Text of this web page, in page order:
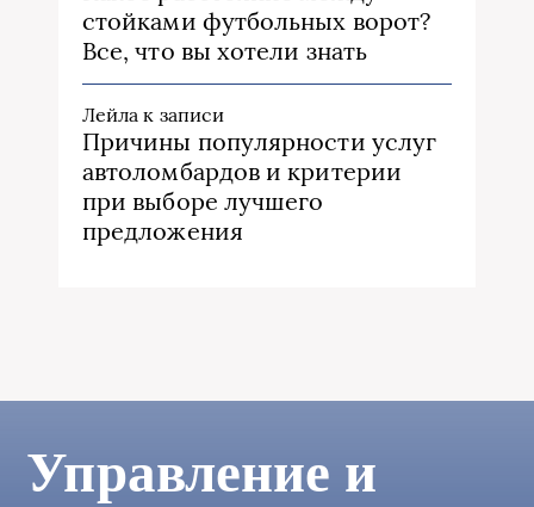
стойками футбольных ворот?
Все, что вы хотели знать
Лейла к записи
Причины популярности услуг
автоломбардов и критерии
при выборе лучшего
предложения
Управление и